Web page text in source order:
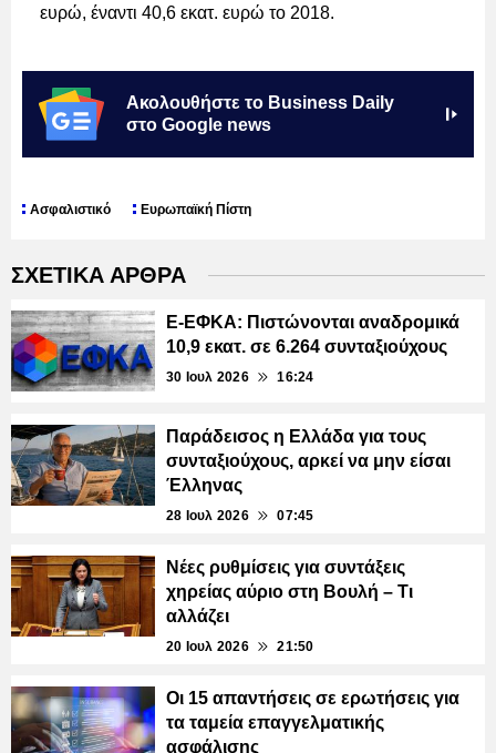
ευρώ, έναντι 40,6 εκατ. ευρώ το 2018.
Ακολουθήστε το Business Daily
στο Google news
Ασφαλιστικό Ευρωπαϊκή Πίστη
ΣΧΕΤΙΚΑ ΑΡΘΡΑ
E-ΕΦΚΑ: Πιστώνονται αναδρομικά
10,9 εκατ. σε 6.264 συνταξιούχους
30 Ιουλ 2026 16:24
Παράδεισος η Ελλάδα για τους
συνταξιούχους, αρκεί να μην είσαι
Έλληνας
28 Ιουλ 2026 07:45
Νέες ρυθμίσεις για συντάξεις
χηρείας αύριο στη Βουλή – Τι
αλλάζει
20 Ιουλ 2026 21:50
Οι 15 απαντήσεις σε ερωτήσεις για
τα ταμεία επαγγελματικής
ασφάλισης